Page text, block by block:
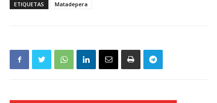
ETIQUETAS Matadepera